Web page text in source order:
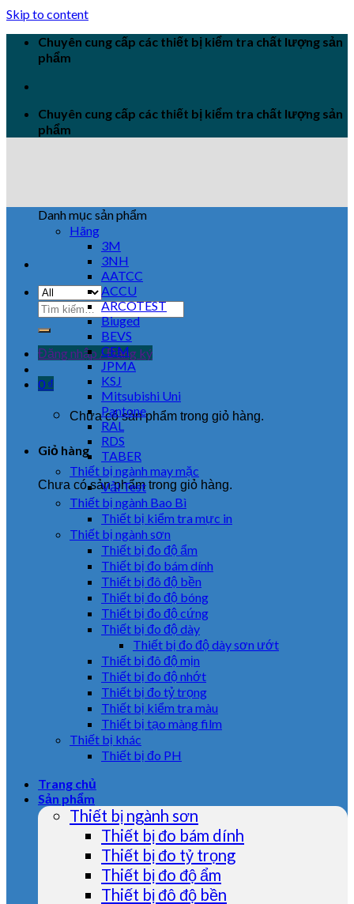
Skip to content
Chuyên cung cấp các thiết bị kiểm tra chất lượng sản
phẩm
Chuyên cung cấp các thiết bị kiểm tra chất lượng sản
phẩm
Đăng nhập / Đăng ký
0 ₫
Chưa có sản phẩm trong giỏ hàng.
Giỏ hàng
Chưa có sản phẩm trong giỏ hàng.
Danh mục sản phẩm
Hãng
3M
3NH
AATCC
ACCU
ARCOTEST
Biuged
BEVS
CEM
JPMA
KSJ
Mitsubishi Uni
Pantone
RAL
RDS
TABER
Thiết bị ngành may mặc
Vải Test
Thiết bị ngành Bao Bì
Thiết bị kiểm tra mực in
Thiết bị ngành sơn
Thiết bị đo độ ẩm
Thiết bị đo bám dính
Thiết bị đô độ bền
Thiết bị đo độ bóng
Thiết bị đo độ cứng
Thiết bị đo độ dày
Thiết bị đo độ dày sơn ướt
Thiết bị đô độ mịn
Thiết bị đo độ nhớt
Thiết bị đo tỷ trọng
Thiết bị kiểm tra màu
Thiết bị tạo màng film
Thiết bị khác
Thiết bị đo PH
Trang chủ
Sản phẩm
Thiết bị ngành sơn
Thiết bị đo bám dính
Thiết bị đo tỷ trọng
Thiết bị đo độ ẩm
Thiết bị đô độ bền